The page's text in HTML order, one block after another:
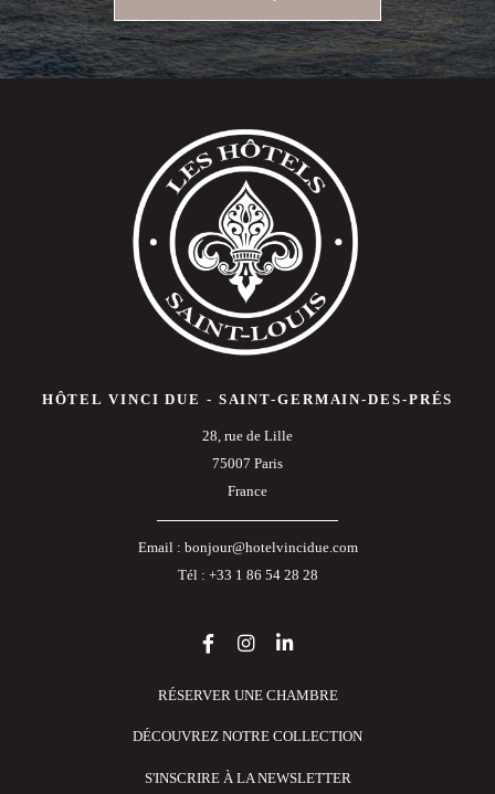
HÔTEL VINCI DUE - SAINT-GERMAIN-DES-PRÉS
28, rue de Lille
75007 Paris
France
Email : bonjour@hotelvincidue.com
Tél : +33 1 86 54 28 28
RÉSERVER UNE CHAMBRE
DÉCOUVREZ NOTRE COLLECTION
S'INSCRIRE À LA NEWSLETTER